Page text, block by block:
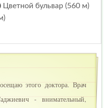
Цветной бульвар (560 м)
этого доктора. Врач
- внимательный,